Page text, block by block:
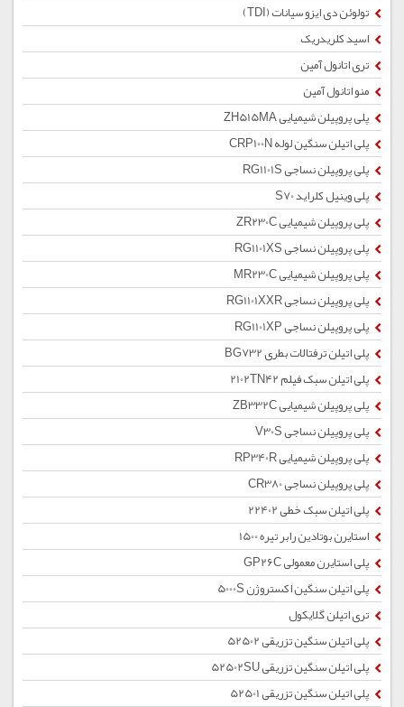
تولوئن دی ایزو سیانات (TDI)
اسید کلریدریک
تری اتانول آمین
منو اتانول آمین
پلی پروپیلن شیمیایی ZH515MA
پلی اتیلن سنگین لوله CRP100N
پلی پروپیلن نساجی RG1101S
پلی وینیل کلراید S70
پلی پروپیلن شیمیایی ZR230C
پلی پروپیلن نساجی RG1101XS
پلی پروپیلن شیمیایی MR230C
پلی پروپیلن نساجی RG1101XXR
پلی پروپیلن نساجی RG1101XP
پلی اتیلن ترفتالات بطری BG732
پلی اتیلن سبک فیلم 2102TN42
پلی پروپیلن شیمیایی ZB332C
پلی پروپیلن نساجی V30S
پلی پروپیلن شیمیایی RP340R
پلی پروپیلن نساجی CR380
پلی اتیلن سبک خطی 22402
استایرن بوتادین رابر تیره 1500
پلی استایرن معمولی GP26C
پلی اتیلن سنگین اکستروژن 5000S
تری اتیلن گلایکول
پلی اتیلن سنگین تزریقی 52502
پلی اتیلن سنگین تزریقی 52502SU
پلی اتیلن سنگین تزریقی 52501